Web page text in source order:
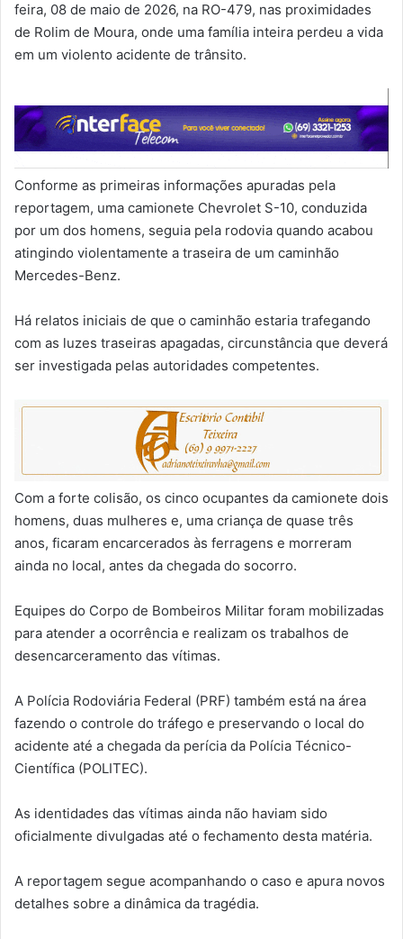
feira, 08 de maio de 2026, na RO-479, nas proximidades
de Rolim de Moura, onde uma família inteira perdeu a vida
em um violento acidente de trânsito.
Conforme as primeiras informações apuradas pela
reportagem, uma camionete Chevrolet S-10, conduzida
por um dos homens, seguia pela rodovia quando acabou
atingindo violentamente a traseira de um caminhão
Mercedes-Benz.
Há relatos iniciais de que o caminhão estaria trafegando
com as luzes traseiras apagadas, circunstância que deverá
ser investigada pelas autoridades competentes.
Com a forte colisão, os cinco ocupantes da camionete dois
homens, duas mulheres e, uma criança de quase três
anos, ficaram encarcerados às ferragens e morreram
ainda no local, antes da chegada do socorro.
Equipes do Corpo de Bombeiros Militar foram mobilizadas
para atender a ocorrência e realizam os trabalhos de
desencarceramento das vítimas.
A Polícia Rodoviária Federal (PRF) também está na área
fazendo o controle do tráfego e preservando o local do
acidente até a chegada da perícia da Polícia Técnico-
Científica (POLITEC).
As identidades das vítimas ainda não haviam sido
oficialmente divulgadas até o fechamento desta matéria.
A reportagem segue acompanhando o caso e apura novos
detalhes sobre a dinâmica da tragédia.